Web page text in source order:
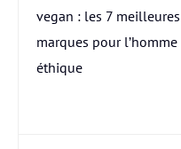
vegan : les 7 meilleures
marques pour l’homme
éthique